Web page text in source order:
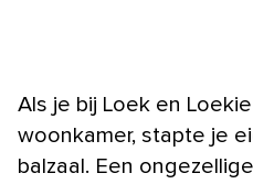
Als je bij Loek en Loekie binnenkwam in de
woonkamer, stapte je
balzaal. Een